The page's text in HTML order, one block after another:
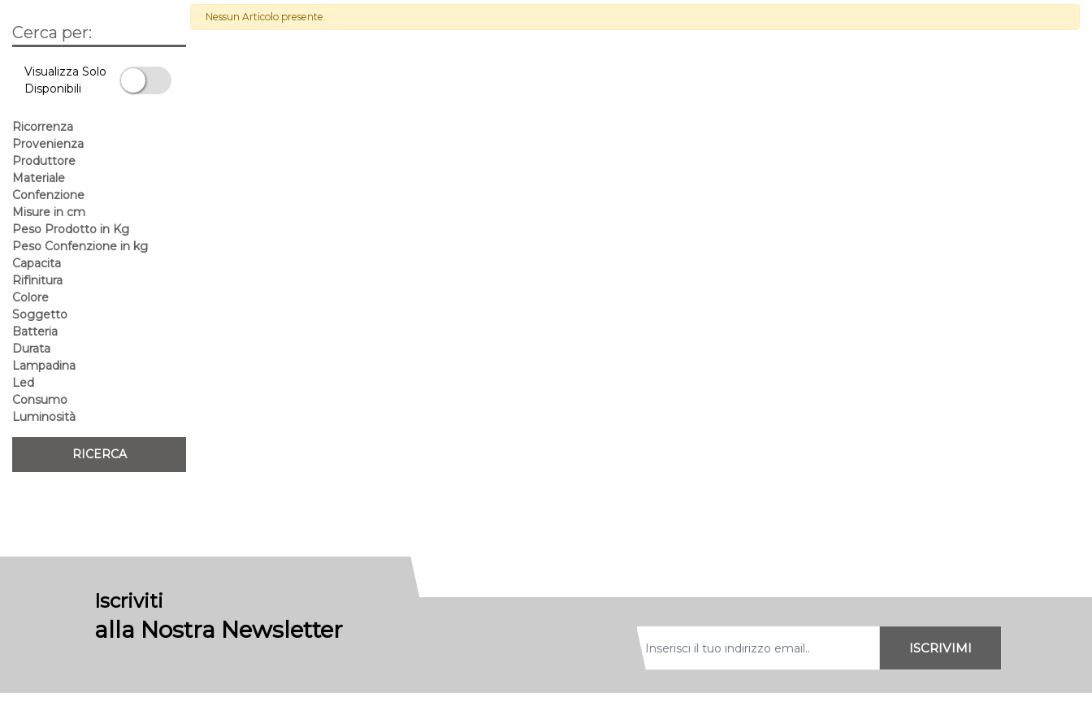
Cerca per:
Visualizza Solo
Disponibili
Ricorrenza
Provenienza
Produttore
Materiale
Confenzione
Misure in cm
Peso Prodotto in Kg
Peso Confenzione in kg
Capacita
Rifinitura
Colore
Soggetto
Batteria
Durata
Lampadina
Led
Consumo
Luminosità
Nessun Articolo presente.
Iscriviti
alla Nostra Newsletter